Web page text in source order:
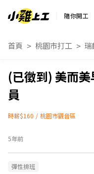
隨你開工
首頁 桃園市打工 瑞
美而
員
時薪$160 / 桃園市觀音區
5年前
彈性排班